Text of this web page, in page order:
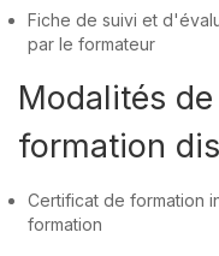
Fiche de suivi et
par le formateur
Modalités
formation
Certificat de formation
formation